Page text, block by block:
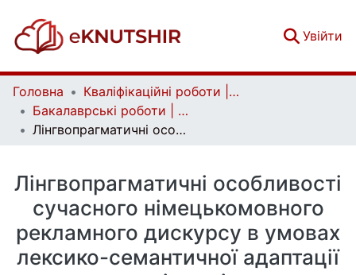
Увійти
Головна
Кваліфікаційні роботи | Qualifying works
Бакалаврські роботи | Bachelor theses
Лінгвопрагматичні особливості сучасного німецькомовного рекламного дискурсу в умовах лексико-семантичної адаптації англіцизмів
Лінгвопрагматичні особливості
сучасного німецькомовного
рекламного дискурсу в умовах
лексико-семантичної адаптації